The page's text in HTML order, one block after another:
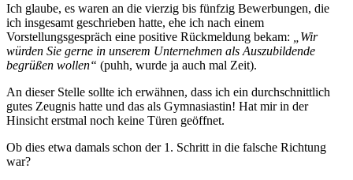
Ich glaube, es waren an die vierzig bis fünfzig Bewerbungen, die
ich insgesamt geschrieben hatte, ehe ich nach einem
Vorstellungsgespräch eine positive Rückmeldung bekam:
„Wir
würden Sie gerne in unserem Unternehmen als Auszubildende
begrüßen wollen“ (puhh, wurde ja auch mal Zeit).
An dieser Stelle sollte ich erwähnen, dass ich ein durchschnittlich
gutes Zeugnis hatte und das als Gymnasiastin! Hat mir in der
Hinsicht erstmal noch keine Türen geöffnet.
Ob dies etwa damals schon der 1. Schritt in die falsche Richtung
war?